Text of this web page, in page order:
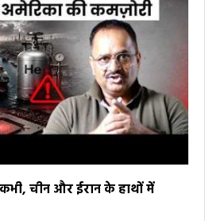
चीन और ईरान के हाथों में